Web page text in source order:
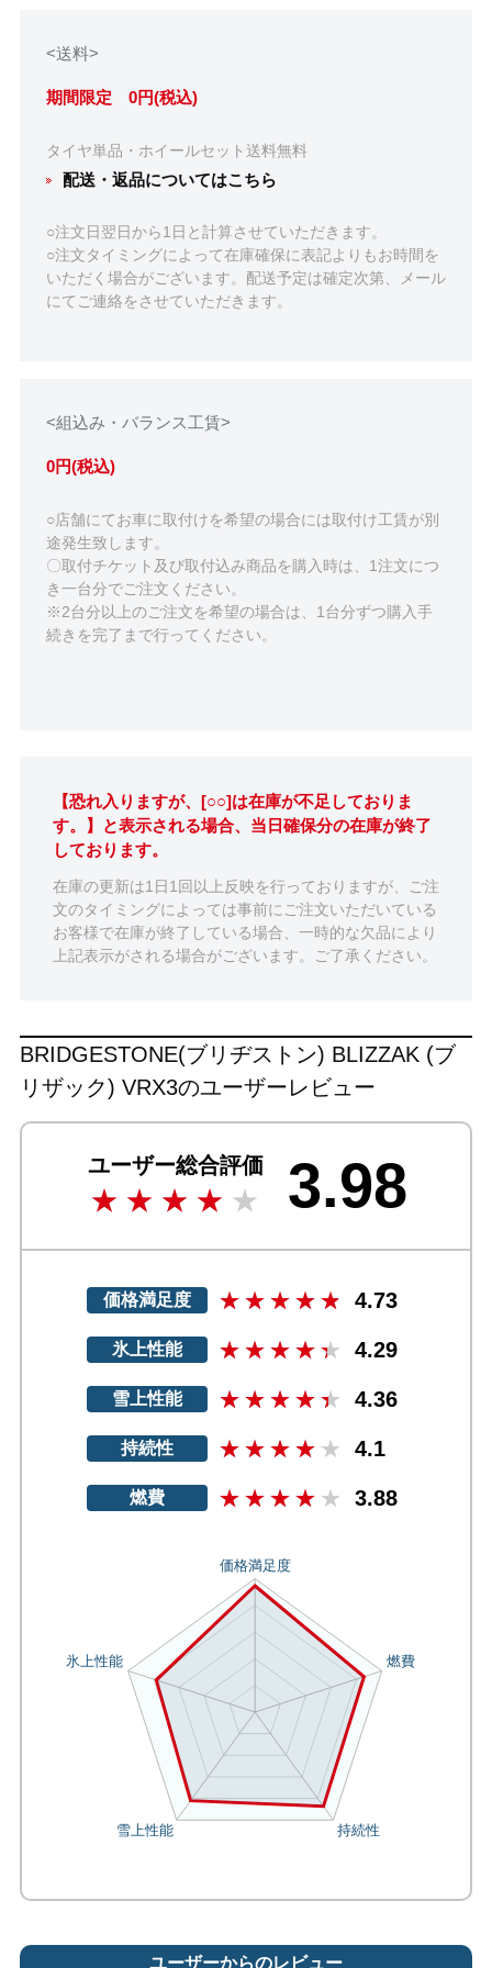
<送料>
期間限定 0円(税込)
タイヤ単品・ホイールセット送料無料
配送・返品についてはこちら
○注文日翌日から1日と計算させていただきます。
○注文タイミングによって在庫確保に表記よりもお時間を
いただく場合がございます。配送予定は確定次第、メール
にてご連絡をさせていただきます。
<組込み・バランス工賃>
0円(税込)
○店舗にてお車に取付けを希望の場合には取付け工賃が別
途発生致します。
〇取付チケット及び取付込み商品を購入時は、1注文につ
き一台分でご注文ください。
※2台分以上のご注文を希望の場合は、1台分ずつ購入手
続きを完了まで行ってください。
【恐れ入りますが、[○○]は在庫が不足しておりま
す。】と表示される場合、当日確保分の在庫が終了
しております。
在庫の更新は1日1回以上反映を行っておりますが、ご注
文のタイミングによっては事前にご注文いただいている
お客様で在庫が終了している場合、一時的な欠品により
上記表示がされる場合がございます。ご了承ください。
BRIDGESTONE(ブリヂストン) BLIZZAK (ブ
リザック) VRX3のユーザーレビュー
ユーザー総合評価 3.98
価格満足度 4.73
氷上性能 4.29
雪上性能 4.36
持続性 4.1
燃費 3.88
ユーザーからのレビュー